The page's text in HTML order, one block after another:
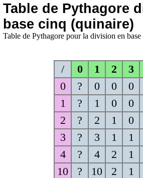
Table de Pythagore
base cinq (quinaire)
Table de Pythagore pour la division en base
/ 0 1 2 3
0
? 0 0 0
1
? 1 0 0
2
? 2 1 0
3
? 3 1 1
4
? 4 2 1
10
? 10 2 1